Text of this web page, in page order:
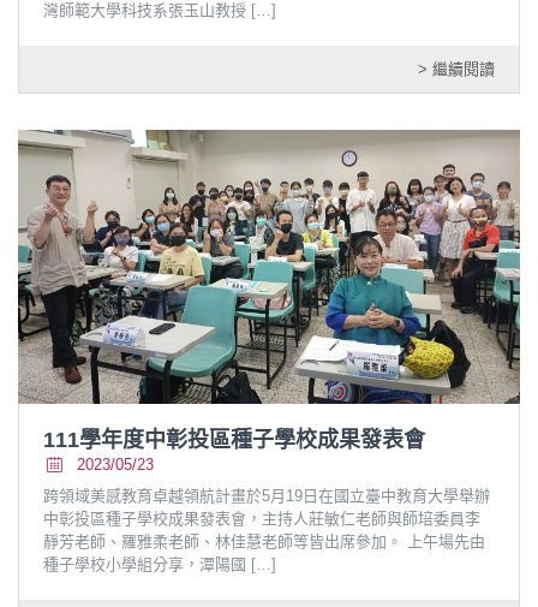
灣師範大學科技系張玉山教授 […]
> 繼續閱讀
111學年度中彰投區種子學校成果發表會
2023/05/23
跨領域美感教育卓越領航計畫於5月19日在國立臺中教育大學舉辦
中彰投區種子學校成果發表會，主持人莊敏仁老師與師培委員李
靜芳老師、羅雅柔老師、林佳慧老師等皆出席參加。 上午場先由
種子學校小學組分享，潭陽國 […]